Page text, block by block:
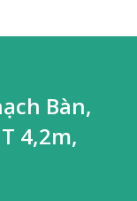
Bàn,
4,2m,